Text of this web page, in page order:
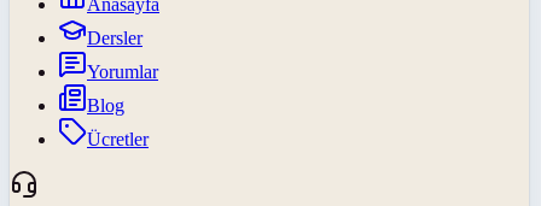
Dersler
Yorumlar
Blog
Ücretler